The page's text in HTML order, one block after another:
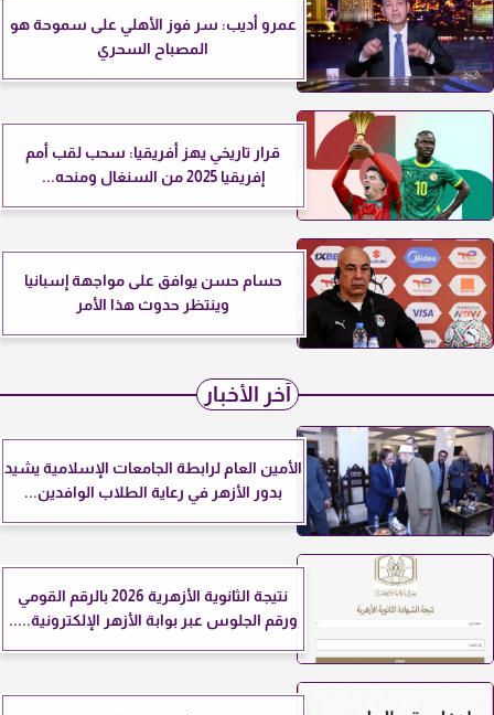
عمرو أديب: سر فوز الأهلي على سموحة هو
المصباح السحري
قرار تاريخي يهز أفريقيا: سحب لقب أمم
إفريقيا 2025 من السنغال ومنحه...
حسام حسن يوافق على مواجهة إسبانيا
وينتظر حدوث هذا الأمر
آخر الأخبار
الأمين العام لرابطة الجامعات الإسلامية يشيد
بدور الأزهر في رعاية الطلاب الوافدين...
نتيجة الثانوية الأزهرية 2026 بالرقم القومي
ورقم الجلوس عبر بوابة الأزهر الإلكترونية.....